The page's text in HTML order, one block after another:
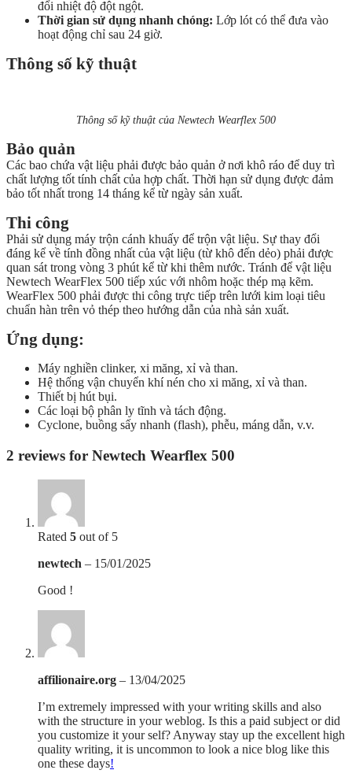
đổi nhiệt độ đột ngột.
Thời gian sử dụng nhanh chóng: Lớp lót có thể đưa vào
hoạt động chỉ sau 24 giờ.
Thông số kỹ thuật
Thông số kỹ thuật của Newtech Wearflex 500
Bảo quản
Các bao chứa vật liệu phải được bảo quản ở nơi khô ráo để duy trì
chất lượng tốt tính chất của hợp chất. Thời hạn sử dụng được đảm
bảo tốt nhất trong 14 tháng kể từ ngày sản xuất.
Thi công
Phải sử dụng máy trộn cánh khuấy để trộn vật liệu. Sự thay đổi
đáng kể về tính đồng nhất của vật liệu (từ khô đến dẻo) phải được
quan sát trong vòng 3 phút kể từ khi thêm nước. Tránh để vật liệu
Newtech WearFlex 500 tiếp xúc với nhôm hoặc thép mạ kẽm.
WearFlex 500 phải được thi công trực tiếp trên lưới kim loại tiêu
chuẩn hàn trên vỏ thép theo hướng dẫn của nhà sản xuất.
Ứng dụng:
Máy nghiền clinker, xi măng, xỉ và than.
Hệ thống vận chuyển khí nén cho xi măng, xỉ và than.
Thiết bị hút bụi.
Các loại bộ phân ly tĩnh và tách động.
Cyclone, buồng sấy nhanh (flash), phễu, máng dẫn, v.v.
2 reviews for Newtech Wearflex 500
Rated 5 out of 5
newtech – 15/01/2025
Good !
affilionaire.org – 13/04/2025
I’m extremely impressed with your writing skills and also
with the structure in your weblog. Is this a paid subject or did
you customize it your self? Anyway stay up the excellent high
quality writing, it is uncommon to look a nice blog like this
one these days!